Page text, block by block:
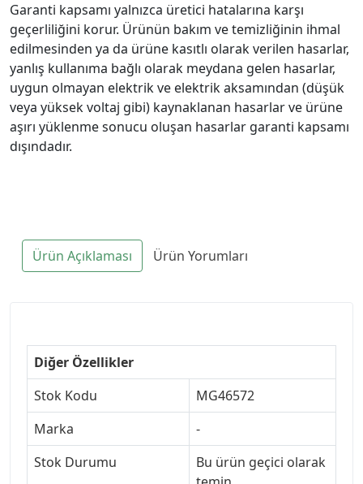
Garanti kapsamı yalnızca üretici hatalarına karşı
geçerliliğini korur. Ürünün bakım ve temizliğinin ihmal
edilmesinden ya da ürüne kasıtlı olarak verilen hasarlar,
yanlış kullanıma bağlı olarak meydana gelen hasarlar,
uygun olmayan elektrik ve elektrik aksamından (düşük
veya yüksek voltaj gibi) kaynaklanan hasarlar ve ürüne
aşırı yüklenme sonucu oluşan hasarlar garanti kapsamı
dışındadır.
Ürün Açıklaması Ürün Yorumları
Diğer Özellikler
Stok Kodu
MG46572
Marka
-
Stok Durumu
Bu ürün geçici olarak